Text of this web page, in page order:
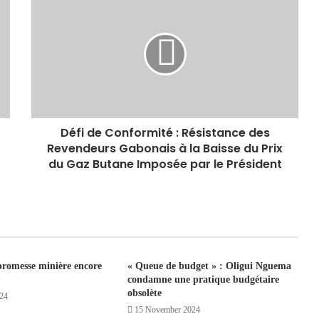
Défi de Conformité : Résistance des
Revendeurs Gabonais à la Baisse du Prix
du Gaz Butane Imposée par le Président
minière encore
« Queue de budget » : Oligui Nguema
condamne une pratique budgétaire
obsolète
15 November 2024